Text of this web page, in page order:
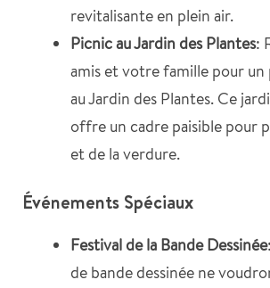
revitalisante en plein air.
Picnic au Jardin des Plantes:
amis et votre famille pour
au Jardin des Plantes. Ce
offre un cadre paisible pour
et de la verdure.
Événements Spéciaux
Festival de la Bande Dessinée
de bande dessinée ne